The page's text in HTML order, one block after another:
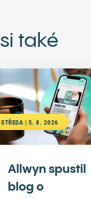
také
STŘEDA | 5. 8. 2026
Allwyn spustil
blog o